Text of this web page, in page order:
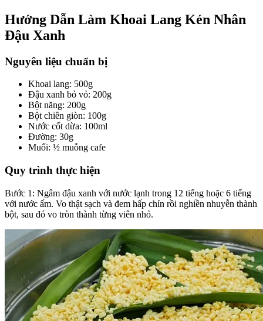
Hướng Dẫn Làm Khoai Lang Kén Nhân
Đậu Xanh
Nguyên liệu chuẩn bị
Khoai lang: 500g
Đậu xanh bỏ vỏ: 200g
Bột năng: 200g
Bột chiên giòn: 100g
Nước cốt dừa: 100ml
Đường: 30g
Muối: ½ muỗng cafe
Quy trình thực hiện
Bước 1: Ngâm đậu xanh với nước lạnh trong 12 tiếng hoặc 6 tiếng
với nước ấm. Vo thật sạch và đem hấp chín rồi nghiền nhuyễn thành
bột, sau đó vo tròn thành từng viên nhỏ.